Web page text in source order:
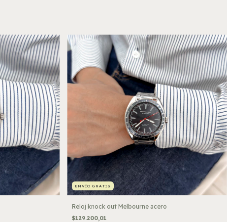
ENVÍO GRATIS
Reloj knock out Melbourne acero
$129.200,01